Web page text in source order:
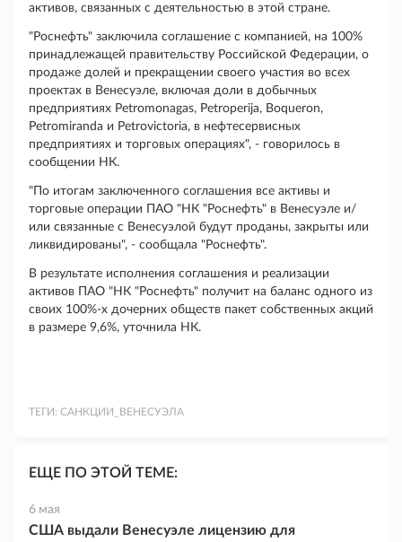
активов, связанных с деятельностью в этой стране.
"Роснефть" заключила соглашение c компанией, на 100%
принадлежащей правительству Российской Федерации, о
продаже долей и прекращении своего участия во всех
проектах в Венесуэле, включая доли в добычных
предприятиях Petromonagas, Petroperija, Boqueron,
Petromiranda и Petrovictoria, в нефтесервисных
предприятиях и торговых операциях", - говорилось в
сообщении НК.
"По итогам заключенного соглашения все активы и
торговые операции ПАО "НК "Роснефть" в Венесуэле и/
или связанные с Венесуэлой будут проданы, закрыты или
ликвидированы", - сообщала "Роснефть".
В результате исполнения соглашения и реализации
активов ПАО "НК "Роснефть" получит на баланс одного из
своих 100%-х дочерних обществ пакет собственных акций
в размере 9,6%, уточнила НК.
ТЕГИ: САНКЦИИ_ВЕНЕСУЭЛА
ЕЩЕ ПО ЭТОЙ ТЕМЕ:
6 мая
США выдали Венесуэле лицензию для